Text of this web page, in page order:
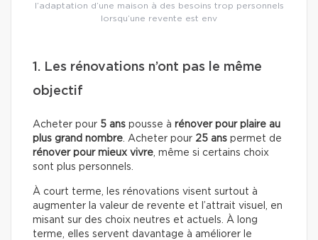
l’adaptation d’une maison à des besoins trop personnels
lorsqu’une revente est env
1. Les rénovations n’ont pas le même
objectif
Acheter pour 5 ans pousse à rénover pour plaire au
plus grand nombre . Acheter pour 25 ans permet de
rénover pour mieux vivre , même si certains choix
sont plus personnels.
À court terme, les rénovations visent surtout à
augmenter la valeur de revente et l’attrait visuel, en
misant sur des choix neutres et actuels. À long
terme, elles servent davantage à améliorer le